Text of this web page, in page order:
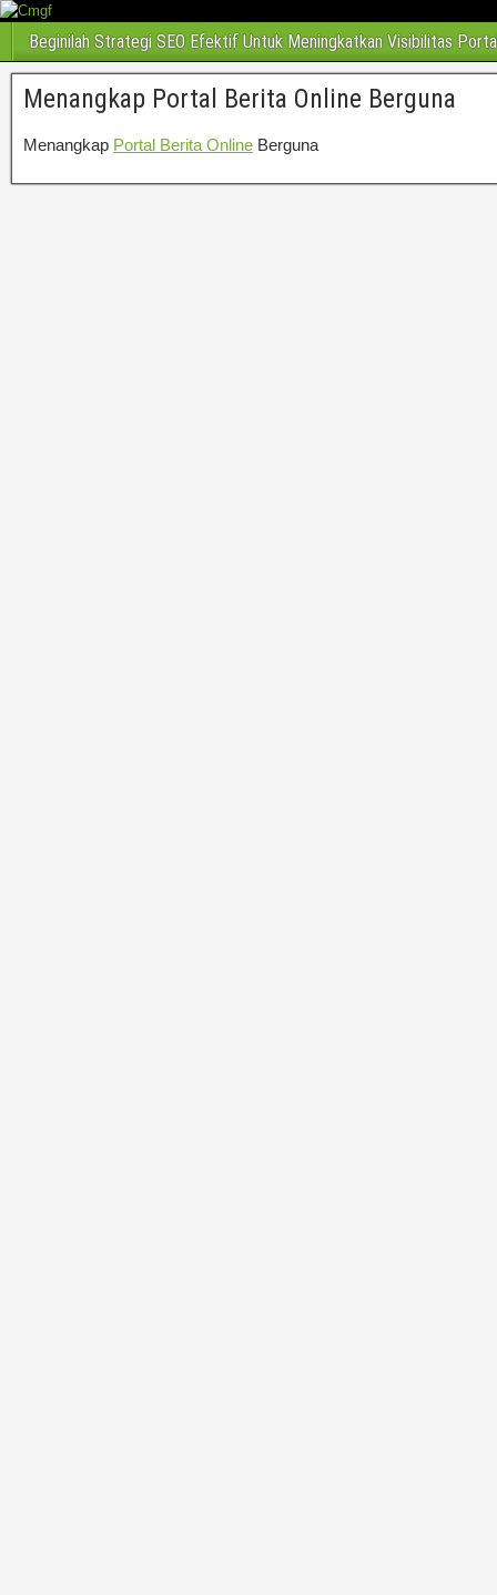
Beginilah Strategi SEO Efektif Untuk Meningkatkan Visibilitas
Menangkap Portal Berita Online Berguna
Menangkap Portal Berita Online Berguna